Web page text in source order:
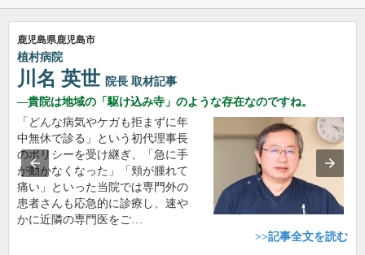
鹿児島県鹿児島市
植村病院
川名 英世 院長 取材記事
貴院は地域の「駆け込み寺」のような存在なのですね。
「どんな病気やケガも拒まずに年
中無休で診る」という初代理事長
のポリシーを受け継ぎ、「急に手
が動かなくなった」「頬が腫れて
痛い」といった当院では専門外の
患者さんも応急的に診療し、速や
かに近隣の専門医をご…
>>記事全文を読む